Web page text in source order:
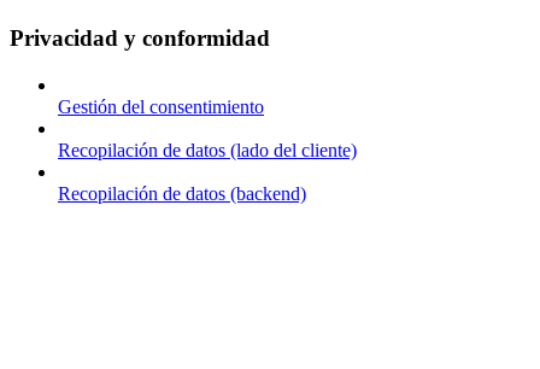
Privacidad y conformidad
Gestión del consentimiento
Recopilación de datos (lado del cliente)
Recopilación de datos (backend)